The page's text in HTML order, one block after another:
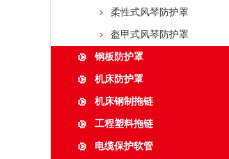
柔性式风琴防护罩
盔甲式风琴防护罩
钢板防护罩
机床防护罩
机床钢制拖链
工程塑料拖链
电缆保护软管